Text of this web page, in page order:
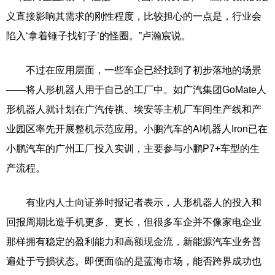
义直接影响其需求的刚性程度，比较担心的一点是，行业会
陷入‘拿着锤子找钉子’的怪圈。”卢瀚宸说。
不过在应用层面，一些车企已经找到了初步落地的场景
——将人形机器人用于自己的工厂中。如广汽集团GoMate人
形机器人就计划在广汽传祺、埃安等主机厂车间生产线和产
业园区率先开展整机示范应用。小鹏汽车的AI机器人Iron已在
小鹏汽车的广州工厂投入实训，主要参与小鹏P7+车型的生
产流程。
有业内人士向证券时报记者表示，人形机器人的投入和
回报周期比造手机更多、更长，但很多车企并不像家电企业
那样拥有稳定的盈利能力和高额现金流，新能源汽车业务普
遍处于亏损状态。即便面临的是蓝海市场，能否跨界成功也